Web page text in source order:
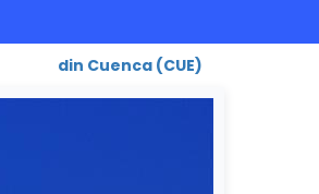
din Cuenca (CUE)